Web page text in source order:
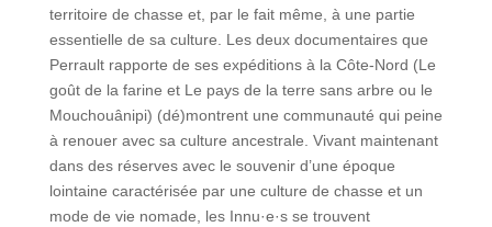
territoire de chasse et, par le fait même, à une partie
essentielle de sa culture. Les deux documentaires que
Perrault rapporte de ses expéditions à la Côte-Nord (Le
goût de la farine et Le pays de la terre sans arbre ou le
Mouchouânipi) (dé)montrent une communauté qui peine
à renouer avec sa culture ancestrale. Vivant maintenant
dans des réserves avec le souvenir d’une époque
lointaine caractérisée par une culture de chasse et un
mode de vie nomade, les Innu·e·s se trouvent